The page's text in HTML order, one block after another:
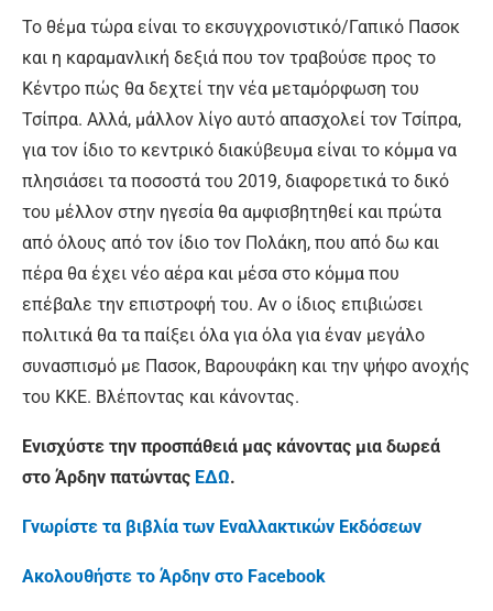
Το θέμα τώρα είναι το εκσυγχρονιστικό/Γαπικό Πασοκ
και η καραμανλική δεξιά που τον τραβούσε προς το
Κέντρο πώς θα δεχτεί την νέα μεταμόρφωση του
Τσίπρα. Αλλά, μάλλον λίγο αυτό απασχολεί τον Τσίπρα,
για τον ίδιο το κεντρικό διακύβευμα είναι το κόμμα να
πλησιάσει τα ποσοστά του 2019, διαφορετικά το δικό
του μέλλον στην ηγεσία θα αμφισβητηθεί και πρώτα
από όλους από τον ίδιο τον Πολάκη, που από δω και
πέρα θα έχει νέο αέρα και μέσα στο κόμμα που
επέβαλε την επιστροφή του. Αν ο ίδιος επιβιώσει
πολιτικά θα τα παίξει όλα για όλα για έναν μεγάλο
συνασπισμό με Πασοκ, Βαρουφάκη και την ψήφο ανοχής
του ΚΚΕ. Βλέποντας και κάνοντας.
Ενισχύστε την προσπάθειά μας κάνοντας μια δωρεά
στο Άρδην πατώντας ΕΔΩ.
Γνωρίστε τα βιβλία των Εναλλακτικών Εκδόσεων
Ακολουθήστε το Άρδην στο Facebook